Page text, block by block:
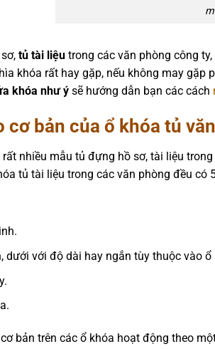
tủ tài liệu trong các văn phòng công
khóa rất hay gặp, nếu không may gặp
khóa như ý sẽ hướng dẫn bạn các cách
cơ bản của ổ khóa tủ
rất nhiều mẫu tủ đựng hồ sơ, tài liệu
tủ tài liệu trong các văn phòng đều có
dưới với độ dài hay ngắn tùy thuộc vào ổ
bản trên các ổ khóa hoạt động theo